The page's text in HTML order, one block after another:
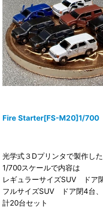
Fire Starter[FS-M20]1/700
光学式３Dプリンタで製作し
1/700スケールで内容は
レギュラーサイズSUV ドア
フルサイズSUV ドア閉4台
計20台セット